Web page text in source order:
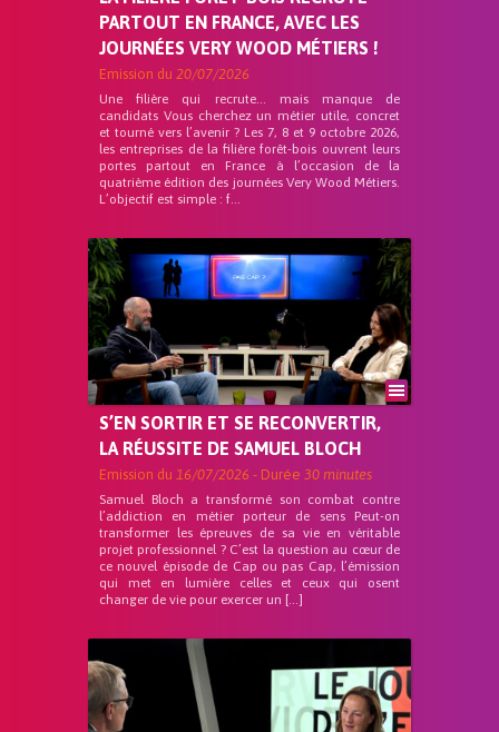
PARTOUT EN FRANCE, AVEC LES
JOURNÉES VERY WOOD MÉTIERS !
Emission du 20/07/2026
Une filière qui recrute… mais manque de
candidats Vous cherchez un métier utile, concret
et tourné vers l’avenir ? Les 7, 8 et 9 octobre 2026,
les entreprises de la filière forêt-bois ouvrent leurs
portes partout en France à l’occasion de la
quatrième édition des journées Very Wood Métiers.
L’objectif est simple : f...
S’EN SORTIR ET SE RECONVERTIR,
LA RÉUSSITE DE SAMUEL BLOCH
Emission du 16/07/2026 - Durée 30 minutes
Samuel Bloch a transformé son combat contre
l’addiction en métier porteur de sens Peut-on
transformer les épreuves de sa vie en véritable
projet professionnel ? C’est la question au cœur de
ce nouvel épisode de Cap ou pas Cap, l’émission
qui met en lumière celles et ceux qui osent
changer de vie pour exercer un […]